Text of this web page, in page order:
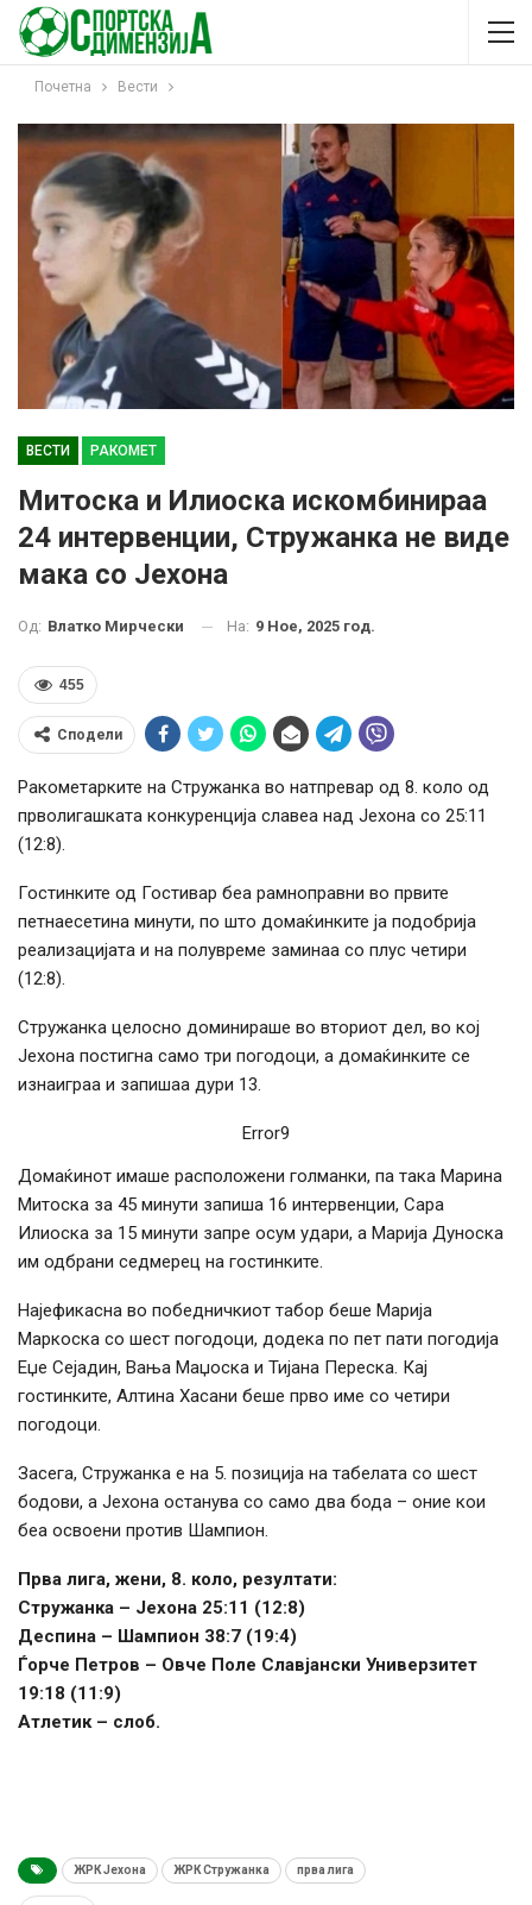
Почетна Вести
ВЕСТИ РАКОМЕТ
Митоска и Илиоска искомбинираа
24 интервенции, Стружанка не виде
мака со Јехона
Од: Влатко Мирчески На: 9 Ное, 2025 год.
455
Сподели
Ракометарките на Стружанка во натпревар од 8. коло од
прволигашката конкуренција славеа над Јехона со 25:11
(12:8).
Гостинките од Гостивар беа рамноправни во првите
петнаесетина минути, по што домаќинките ја подобрија
реализацијата и на полувреме заминаа со плус четири
(12:8).
Стружанка целосно доминираше во вториот дел, во кој
Јехона постигна само три погодоци, а домаќинките се
изнаиграа и запишаа дури 13.
Error9
Домаќинот имаше расположени голманки, па така Марина
Митоска за 45 минути запиша 16 интервенции, Сара
Илиоска за 15 минути запре осум удари, а Марија Дуноска
им одбрани седмерец на гостинките.
Најефикасна во победничкиот табор беше Марија
Маркоска со шест погодоци, додека по пет пати погодија
Еџе Сејадин, Вања Маџоска и Тијана Переска. Кај
гостинките, Алтина Хасани беше прво име со четири
погодоци.
Засега, Стружанка е на 5. позиција на табелата со шест
бодови, а Јехона останува со само два бода – оние кои
беа освоени против Шампион.
Прва лига, жени, 8. коло, резултати:
Стружанка – Јехона 25:11 (12:8)
Деспина – Шампион 38:7 (19:4)
Ѓорче Петров – Овче Поле Славјански Универзитет
19:18 (11:9)
Атлетик – слоб.
ЖРК Јехона ЖРК Стружанка прва лига